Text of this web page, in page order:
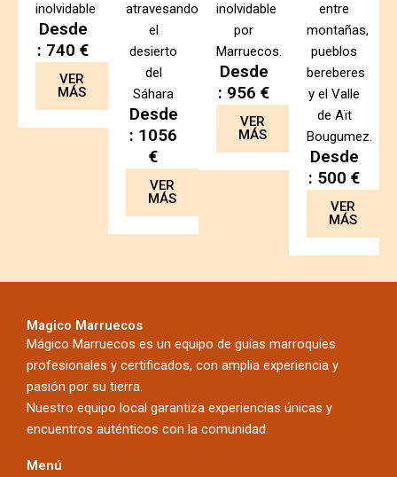
inolvidable
Desde
: 740 €
VER
MÁS
atravesando
el
desierto
del
Sáhara
Desde
: 1056
€
VER
MÁS
inolvidable
por
Marruecos.
Desde
: 956 €
VER
MÁS
entre
montañas,
pueblos
bereberes
y el Valle
de Aït
Bougumez.
Desde
: 500 €
VER
MÁS
Magico Marruecos
Mágico Marruecos es un equipo de guías marroquíes
profesionales y certificados, con amplia experiencia y
pasión por su tierra.
Nuestro equipo local garantiza experiencias únicas y
encuentros auténticos con la comunidad.
Menú